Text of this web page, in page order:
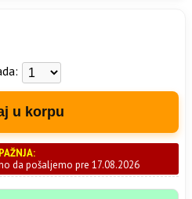
u korpu
PAŽNJA:
da pošaljemo pre 17.08.2026